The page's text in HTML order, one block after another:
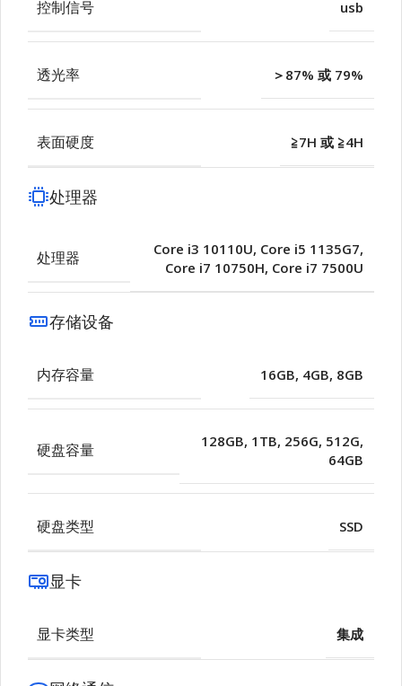
控制信号 usb
透光率 ＞87% 或 79%
表面硬度 ≧7H 或 ≧4H
处理器
处理器
Core i3 10110U, Core i5 1135G7,
Core i7 10750H, Core i7 7500U
存储设备
内存容量 16GB, 4GB, 8GB
硬盘容量
128GB, 1TB, 256G, 512G,
64GB
硬盘类型 SSD
显卡
显卡类型 集成